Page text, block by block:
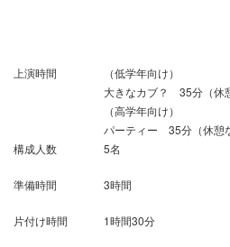
上演時間
（低学年向け）
大きなカブ？ 35分（休
（高学年向け）
パーティー 35分（休憩
構成人数
5名
準備時間 3時間
片付け時間 1時間30分